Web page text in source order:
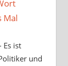
Mal
Es ist
und